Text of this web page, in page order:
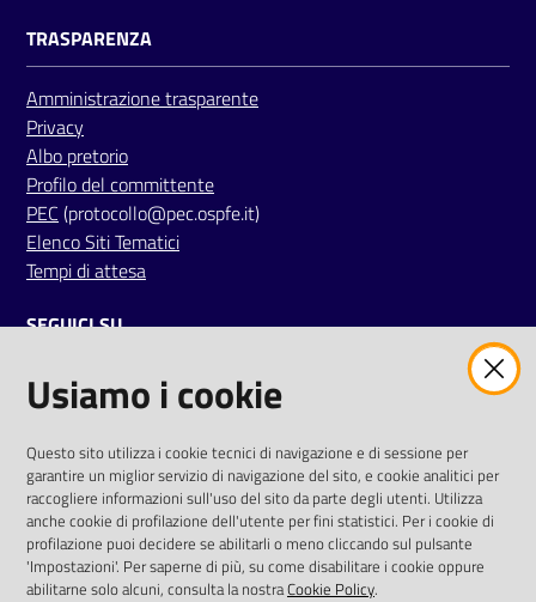
TRASPARENZA
Amministrazione trasparente
Privacy
Albo pretorio
Profilo del committente
PEC (protocollo@pec.ospfe.it)
Elenco Siti Tematici
Tempi di attesa
SEGUICI SU
twitterfacebookyoutube
AREA DIPENDENTI
Posta Elettronica Aziendale
Cloud aziendale(manuale di istruzioni)
Portale del Dipendente
Sito intranet
Usiamo i cookie
Questo sito utilizza i cookie tecnici di navigazione e di sessione per
garantire un miglior servizio di navigazione del sito, e cookie analitici per
raccogliere informazioni sull'uso del sito da parte degli utenti. Utilizza
anche cookie di profilazione dell'utente per fini statistici. Per i cookie di
profilazione puoi decidere se abilitarli o meno cliccando sul pulsante
'Impostazioni'. Per saperne di più, su come disabilitare i cookie oppure
abilitarne solo alcuni, consulta la nostraCookie Policy.